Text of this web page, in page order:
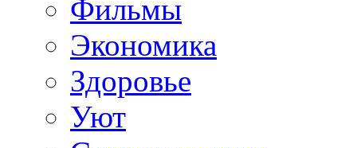
Фильмы
Экономика
Здоровье
Уют